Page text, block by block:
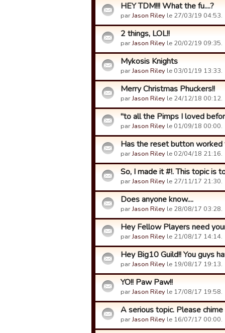
HEY TDM!!! What the fu....?
parJason Riley le 27/03/19 04:53.
2 things, LOL!!
parJason Riley le 20/02/19 09:35.
Mykosis Knights
parJason Riley le 03/01/19 13:33.
Merry Christmas Phuckers!!
parJason Riley le 24/12/18 00:12.
"to all the Pimps I loved
parJason Riley le 01/09/18 00:00.
Has the reset button worked
parJason Riley le 02/04/18 21:16.
So, I made it #!. This topic is
parJason Riley le 27/11/17 21:30.
Does anyone know....
parJason Riley le 28/08/17 03:28.
Hey Fellow Players need
parJason Riley le 21/08/17 14:14.
Hey Big10 Guild!! You guys
parJason Riley le 19/08/17 19:13.
YO!! Paw Paw!!
parJason Riley le 17/08/17 19:58.
A serious topic. Please chime
parJason Riley le 16/07/17 00:00.